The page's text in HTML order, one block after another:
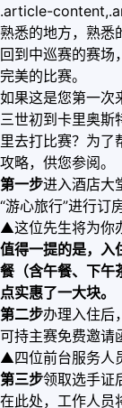
.article-
熟悉的地方，熟悉
回到中巡赛的赛场
完美的比赛。
如果这是您第一次
三世初到卡里奥斯
里去打比赛？为了
攻略，供您参阅。
第一步进入酒店大
“游心旅行”进行订房
▲这位先生将为你
值得一提的是，入
餐（含午餐、下
点实惠了一大块。
第二步办理入住后
可持主赛免费邀请
▲四位前台服务人
第三步领取选手证
在此处，工作人员